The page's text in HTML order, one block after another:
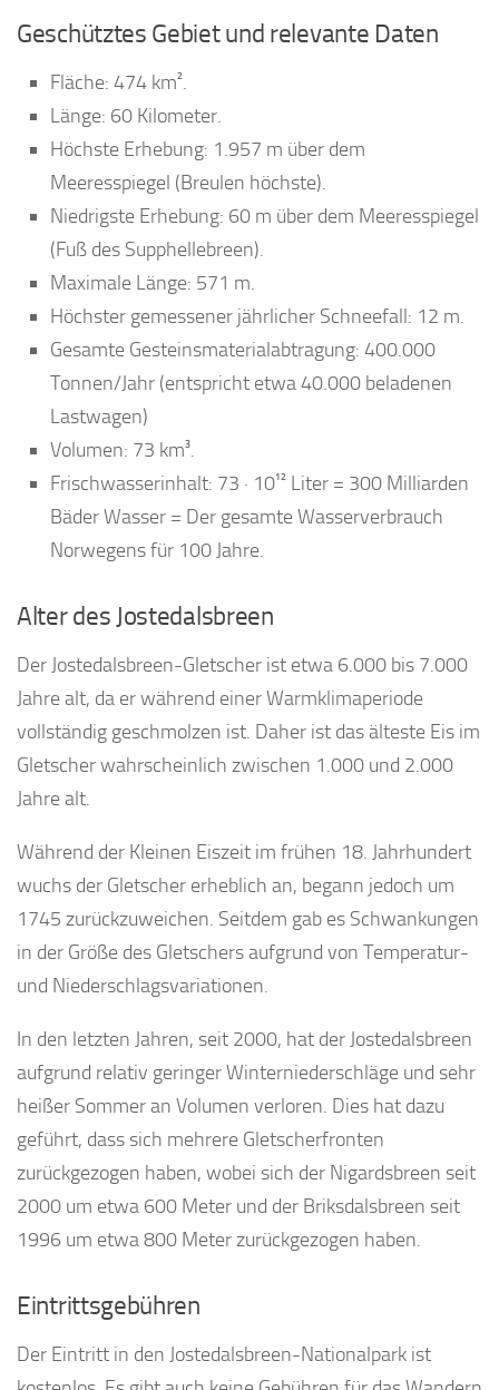
Geschütztes Gebiet und relevante Daten
Fläche: 474 km².
Länge: 60 Kilometer.
Höchste Erhebung: 1.957 m über dem
Meeresspiegel (Breulen höchste).
Niedrigste Erhebung: 60 m über dem Meeresspiegel
(Fuß des Supphellebreen).
Maximale Länge: 571 m.
Höchster gemessener jährlicher Schneefall: 12 m.
Gesamte Gesteinsmaterialabtragung: 400.000
Tonnen/Jahr (entspricht etwa 40.000 beladenen
Lastwagen)
Volumen: 73 km³.
Frischwasserinhalt: 73 · 10¹² Liter = 300 Milliarden
Bäder Wasser = Der gesamte Wasserverbrauch
Norwegens für 100 Jahre.
Alter des Jostedalsbreen
Der Jostedalsbreen-Gletscher ist etwa 6.000 bis 7.000
Jahre alt, da er während einer Warmklimaperiode
vollständig geschmolzen ist. Daher ist das älteste Eis im
Gletscher wahrscheinlich zwischen 1.000 und 2.000
Jahre alt.
Während der Kleinen Eiszeit im frühen 18. Jahrhundert
wuchs der Gletscher erheblich an, begann jedoch um
1745 zurückzuweichen. Seitdem gab es Schwankungen
in der Größe des Gletschers aufgrund von Temperatur-
und Niederschlagsvariationen.
In den letzten Jahren, seit 2000, hat der Jostedalsbreen
aufgrund relativ geringer Winterniederschläge und sehr
heißer Sommer an Volumen verloren. Dies hat dazu
geführt, dass sich mehrere Gletscherfronten
zurückgezogen haben, wobei sich der Nigardsbreen seit
2000 um etwa 600 Meter und der Briksdalsbreen seit
1996 um etwa 800 Meter zurückgezogen haben.
Eintrittsgebühren
Der Eintritt in den Jostedalsbreen-Nationalpark ist